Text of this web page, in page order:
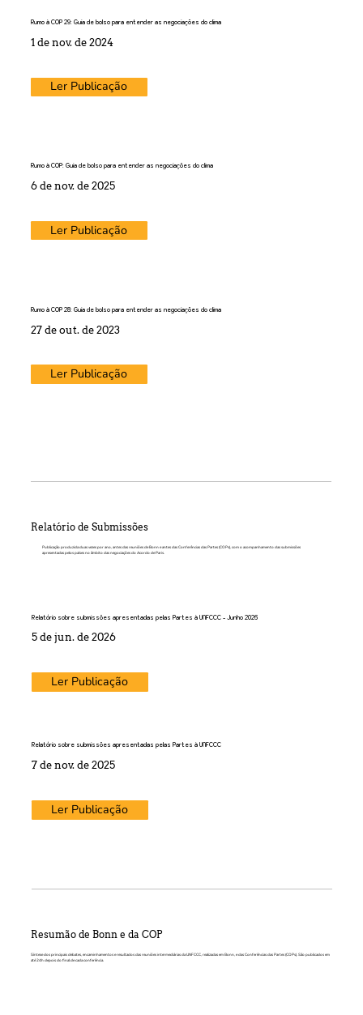
Rumo à COP 29: Guia de bolso para entender as negociações do clima
1 de nov. de 2024
Ler Publicação
Rumo à COP: Guia de bolso para entender as negociações do clima
6 de nov. de 2025
Ler Publicação
Rumo à COP 28: Guia de bolso para entender as negociações do clima
27 de out. de 2023
Ler Publicação
Relatório de Submissões
Publicação produzida duas vezes por ano, antes das reuniões de Bonn e antes das Conferências das Partes (COPs), com o acompanhamento das submissões
apresentadas pelos países no âmbito das negociações do Acordo de Paris.
Relatório sobre submissões apresentadas pelas Partes à UNFCCC - Junho 2026
5 de jun. de 2026
Ler Publicação
Relatório sobre submissões apresentadas pelas Partes à UNFCCC
7 de nov. de 2025
Ler Publicação
Resumão de Bonn e da COP
Síntese dos principais debates, encaminhamentos e resultados das reuniões intermediárias da UNFCCC, realizadas em Bonn, e das Conferências das Partes (COPs). São publicados em
até 24h depois do final de cada conferência.